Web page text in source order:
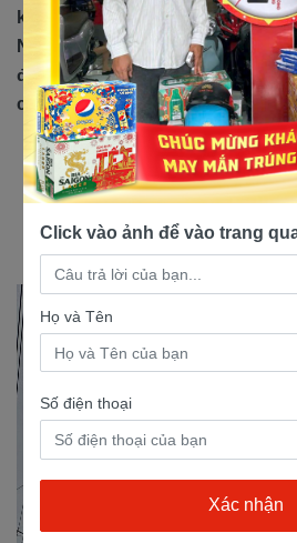
khám phá thế giới xe máy tại Xe
Nai, nơi niềm đam mê và chất
đây sẽ là giá 3 dòng xe tay ga
cửa hàng xe máy Nam Tiến.
Xe tay ga Detech 50cc
Xe tay ga Victoria V86:
Xe tay ga Detech 50cc Crea:
Click vào ảnh để vào trang
Họ và Tên
Số điện thoại